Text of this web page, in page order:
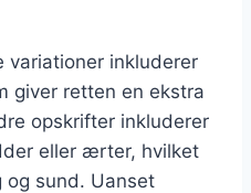
inkluderer
giver retten en ekstra
opskrifter inkluderer
eller ærter, hvilket
og sund. Uanset